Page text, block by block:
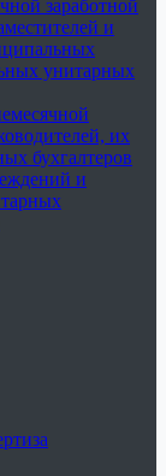
заработной
и
унитарных
их
бухгалтеров
и